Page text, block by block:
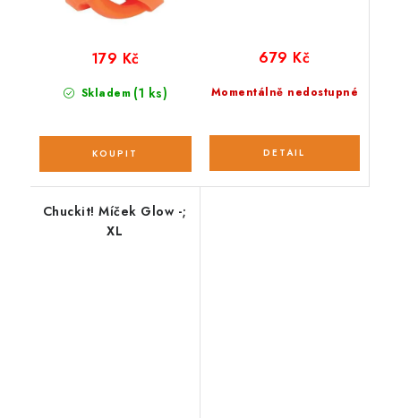
Skladem (1 ks)
179 Kč
Momentálně nedostupné
679 Kč
Chuckit! Míček Glow -;
XL